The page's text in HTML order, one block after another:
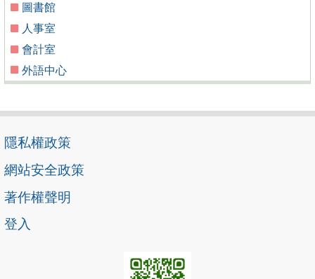
圖書館
人事室
會計室
外語中心
隱私權政策
網站安全政策
著作權聲明
登入